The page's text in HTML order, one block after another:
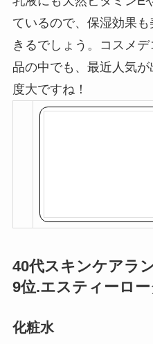
な成分をしっかりと送
乳液にも天然ビタミンE
ているので、保湿効果
きるでしょう。コスメ
品の中でも、最近人気が
度大ですね！
40代スキンケアラ
9位.エスティーロー